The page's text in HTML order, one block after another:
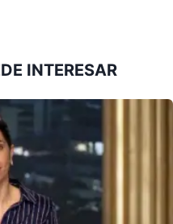
INTERESAR